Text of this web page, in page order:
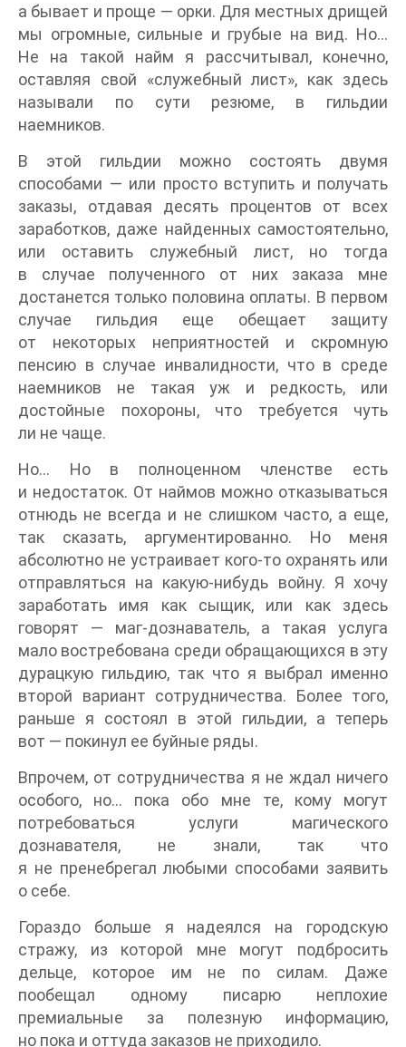
а бывает и проще — орки. Для местных дрищей
мы огромные, сильные и грубые на вид. Но…
Не на такой найм я рассчитывал, конечно,
оставляя свой «служебный лист», как здесь
называли по сути резюме, в гильдии
наемников.
В этой гильдии можно состоять двумя
способами — или просто вступить и получать
заказы, отдавая десять процентов от всех
заработков, даже найденных самостоятельно,
или оставить служебный лист, но тогда
в случае полученного от них заказа мне
достанется только половина оплаты. В первом
случае гильдия еще обещает защиту
от некоторых неприятностей и скромную
пенсию в случае инвалидности, что в среде
наемников не такая уж и редкость, или
достойные похороны, что требуется чуть
ли не чаще.
Но… Но в полноценном членстве есть
и недостаток. От наймов можно отказываться
отнюдь не всегда и не слишком часто, а еще,
так сказать, аргументированно. Но меня
абсолютно не устраивает кого-то охранять или
отправляться на какую-нибудь войну. Я хочу
заработать имя как сыщик, или как здесь
говорят — маг-дознаватель, а такая услуга
мало востребована среди обращающихся в эту
дурацкую гильдию, так что я выбрал именно
второй вариант сотрудничества. Более того,
раньше я состоял в этой гильдии, а теперь
вот — покинул ее буйные ряды.
Впрочем, от сотрудничества я не ждал ничего
особого, но… пока обо мне те, кому могут
потребоваться услуги магического
дознавателя, не знали, так что
я не пренебрегал любыми способами заявить
о себе.
Гораздо больше я надеялся на городскую
стражу, из которой мне могут подбросить
дельце, которое им не по силам. Даже
пообещал одному писарю неплохие
премиальные за полезную информацию,
но пока и оттуда заказов не приходило.